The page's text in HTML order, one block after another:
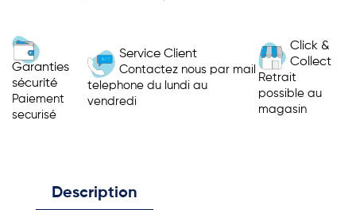
Garanties
sécurité
Paiement
securisé
Service Client
Contactez nous par mail
telephone du lundi au
vendredi
Click &
Collect
Retrait
possible au
magasin
Description